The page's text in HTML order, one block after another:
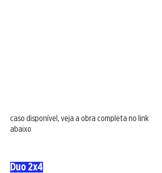
caso disponível, veja a obra completa no link
abaixo
Duo 2x4